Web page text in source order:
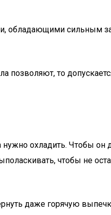
обладающими сильным
позволяют, то
охладить. Чтобы он
чтобы не
даже горячую